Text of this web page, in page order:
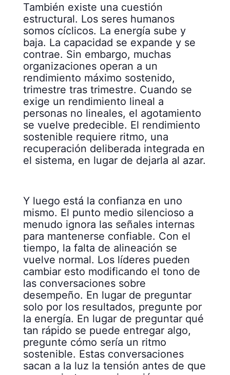
También existe una cuestión
estructural. Los seres humanos
somos cíclicos. La energía sube y
baja. La capacidad se expande y se
contrae. Sin embargo, muchas
organizaciones operan a un
rendimiento máximo sostenido,
trimestre tras trimestre. Cuando se
exige un rendimiento lineal a
personas no lineales, el agotamiento
se vuelve predecible. El rendimiento
sostenible requiere ritmo, una
recuperación deliberada integrada en
el sistema, en lugar de dejarla al azar.
Y luego está la confianza en uno
mismo. El punto medio silencioso a
menudo ignora las señales internas
para mantenerse confiable. Con el
tiempo, la falta de alineación se
vuelve normal. Los líderes pueden
cambiar esto modificando el tono de
las conversaciones sobre
desempeño. En lugar de preguntar
solo por los resultados, pregunte por
la energía. En lugar de preguntar qué
tan rápido se puede entregar algo,
pregunte cómo sería un ritmo
sostenible. Estas conversaciones
sacan a la luz la tensión antes de que